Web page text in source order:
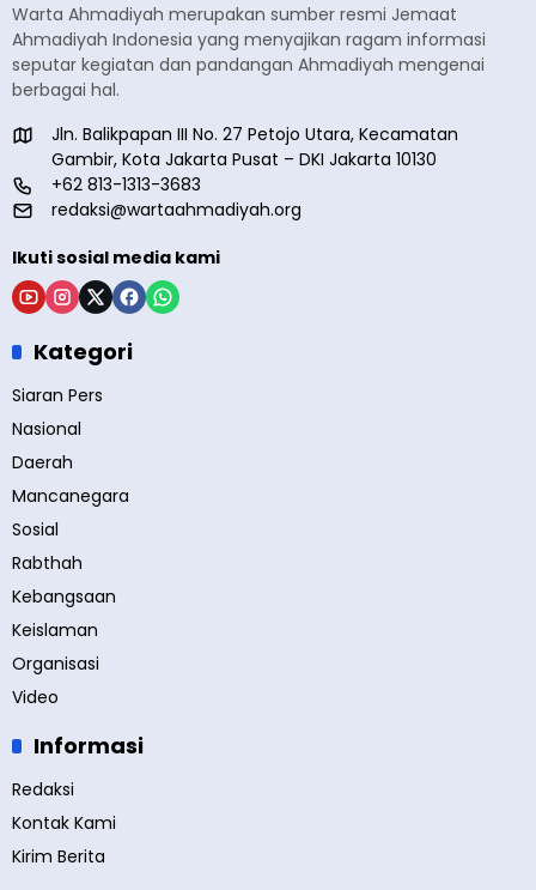
Warta Ahmadiyah merupakan sumber resmi Jemaat
Ahmadiyah Indonesia yang menyajikan ragam informasi
seputar kegiatan dan pandangan Ahmadiyah mengenai
berbagai hal.
Jln. Balikpapan III No. 27 Petojo Utara, Kecamatan
Gambir, Kota Jakarta Pusat – DKI Jakarta 10130
+62 813-1313-3683
redaksi@wartaahmadiyah.org
Ikuti sosial media kami
Kategori
Siaran Pers
Nasional
Daerah
Mancanegara
Sosial
Rabthah
Kebangsaan
Keislaman
Organisasi
Video
Informasi
Redaksi
Kontak Kami
Kirim Berita